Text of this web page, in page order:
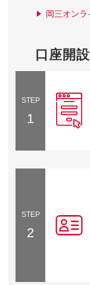
岡三オン
口座開
STEP
1
STEP
2